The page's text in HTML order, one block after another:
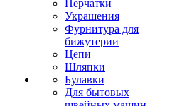
Перчатки
Украшения
Фурнитура для
бижутерии
Цепи
Шляпки
Булавки
Для бытовых